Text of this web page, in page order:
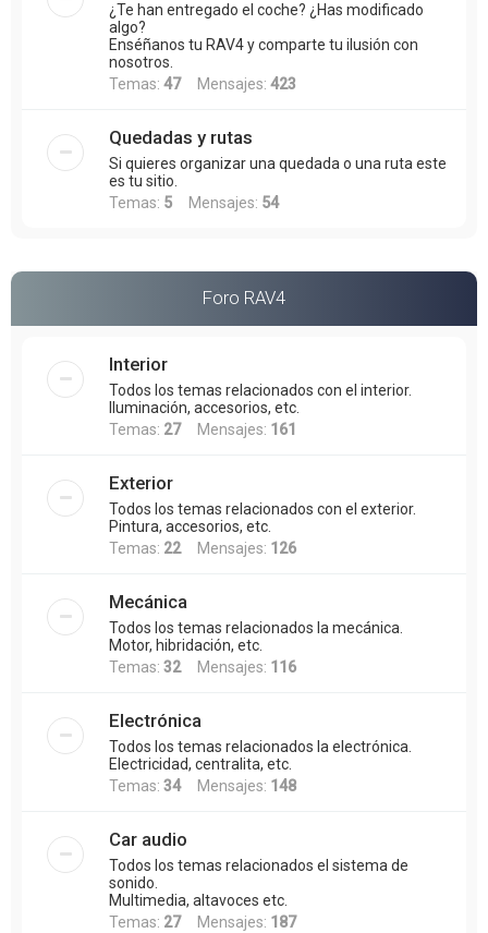
¿Te han entregado el coche? ¿Has modificado
algo?
Enséñanos tu RAV4 y comparte tu ilusión con
nosotros.
Temas: 47Mensajes: 423
Quedadas y rutas
Si quieres organizar una quedada o una ruta este
es tu sitio.
Temas: 5 Mensajes: 54
Foro RAV4
Interior
Todos los temas relacionados con el interior.
Iluminación, accesorios, etc.
Temas: 27Mensajes: 161
Exterior
Todos los temas relacionados con el exterior.
Pintura, accesorios, etc.
Temas: 22Mensajes: 126
Mecánica
Todos los temas relacionados la mecánica.
Motor, hibridación, etc.
Temas: 32Mensajes: 116
Electrónica
Todos los temas relacionados la electrónica.
Electricidad, centralita, etc.
Temas: 34Mensajes: 148
Car audio
Todos los temas relacionados el sistema de
sonido.
Multimedia, altavoces etc.
Temas: 27Mensajes: 187